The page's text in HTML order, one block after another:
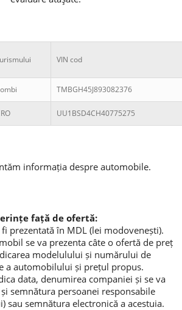
кредиты
VIN cod
TMBGH45J893082376
UU1BSD4CH40775275
informația despre automobile.
față de ofertă:
prezentată în MDL (lei modovenești).
se va prezenta câte o ofertă de preț
modelulului și numărului de
a automobilului și prețul propus.
data, denumirea companiei și se va
semnătura persoanei responsabile
sau semnătura electronică a acestuia.